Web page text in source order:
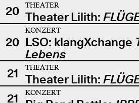
20
THEATER
Theater Lilith:
20
KONZERT
LSO: klangXchange
Lebens
21
THEATER
Theater Lilith:
21
KONZERT